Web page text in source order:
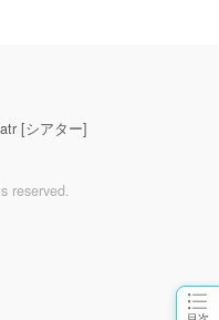
[シアター]
reserved.